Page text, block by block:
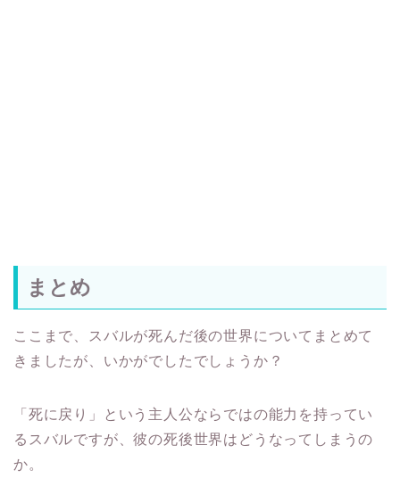
まとめ
ここまで、スバルが死んだ後の世界についてまとめて
きましたが、いかがでしたでしょうか？
「死に戻り」という主人公ならではの能力を持ってい
るスバルですが、彼の死後世界はどうなってしまうの
か。